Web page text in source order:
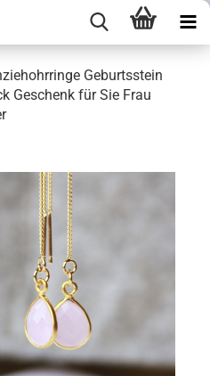
Geburtsstein
Geschenk für Sie Frau